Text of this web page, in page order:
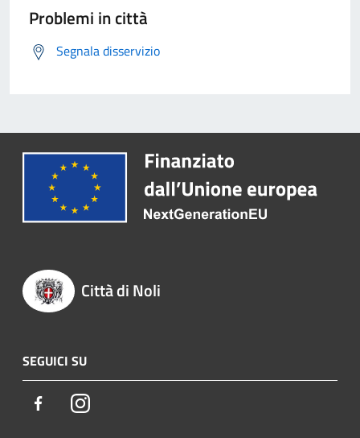
Problemi in città
Segnala disservizio
Città di Noli
SEGUICI SU
FacebookInstagram